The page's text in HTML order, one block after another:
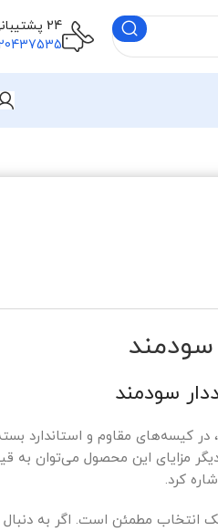
24 پشتیبانی
بالا، در کیسه‌های مقاوم و استاندارد
مزایای این محصول می‌توان به
کرد.
انتخاب مطمئن است. اگر به